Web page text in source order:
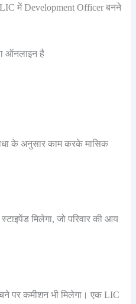
में Development Officer बनने
ऑनलाइन है
के अनुसार काम करके मासिक
मिलेगा, जो परिवार की आय
पर कमीशन भी मिलेगा। एक LIC